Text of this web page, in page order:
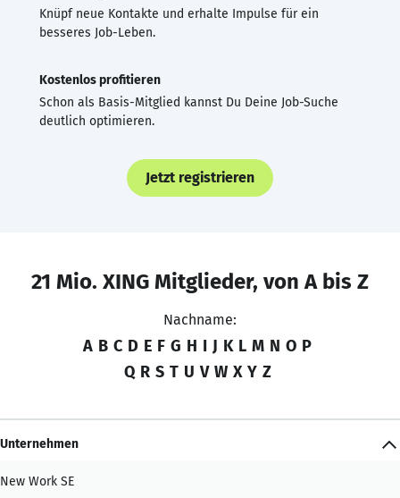
Knüpf neue Kontakte und erhalte Impulse für ein
besseres Job-Leben.
Kostenlos profitieren
Schon als Basis-Mitglied kannst Du Deine Job-Suche
deutlich optimieren.
Jetzt registrieren
21 Mio. XING Mitglieder, von A bis Z
Nachname:
A B C D E F G H I J K L M N O P
Q R S T U V W X Y Z
Unternehmen
New Work SE